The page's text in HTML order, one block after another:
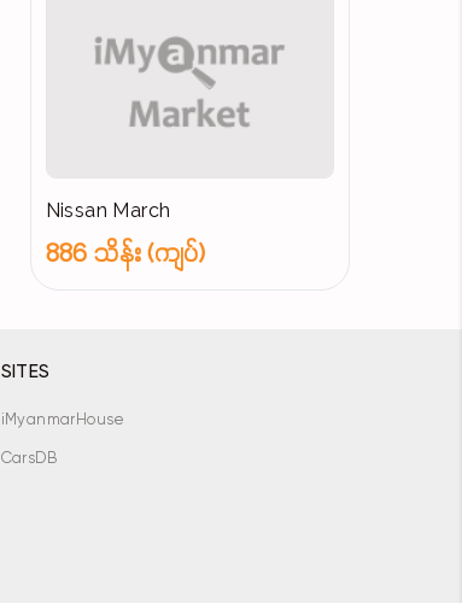
Nissan March
886 သိန်း (ကျပ်)
SITES
iMyanmarHouse
CarsDB